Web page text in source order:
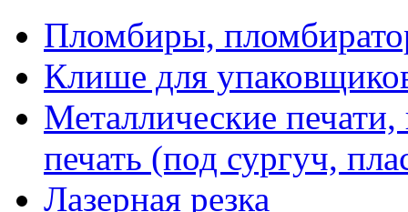
Пломбиры,
Клише для
Металлические
печать (под сургуч,
Лазерная резка